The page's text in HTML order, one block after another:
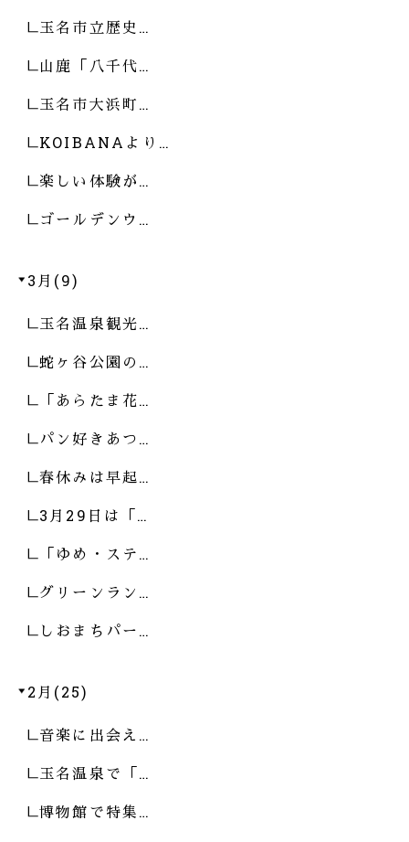
玉名市立歴史…
山鹿「八千代…
玉名市大浜町…
KOIBANAより…
楽しい体験が…
ゴールデンウ…
3月(9)
玉名温泉観光…
蛇ヶ谷公園の…
「あらたま花…
パン好きあつ…
春休みは早起…
3月29日は「…
「ゆめ・ステ…
グリーンラン…
しおまちパー…
2月(25)
音楽に出会え…
玉名温泉で「…
博物館で特集…